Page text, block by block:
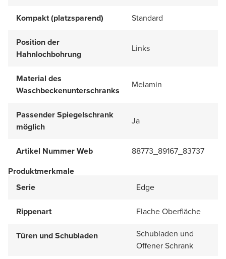
Kompakt (platzsparend) Standard
Position der
Hahnlochbohrung
Links
Material des
Waschbeckenunterschranks
Melamin
Passender Spiegelschrank
möglich
Ja
Artikel Nummer Web
88773_89167_83737
Produktmerkmale
Serie
Edge
Rippenart Flache Oberfläche
Türen und Schubladen
Schubladen und
Offener Schrank